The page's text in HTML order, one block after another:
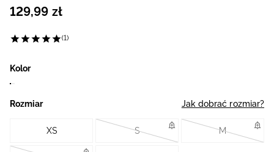
129,99 zł
(1)
Kolor
Rozmiar Jak dobrać rozmiar?
XS S M